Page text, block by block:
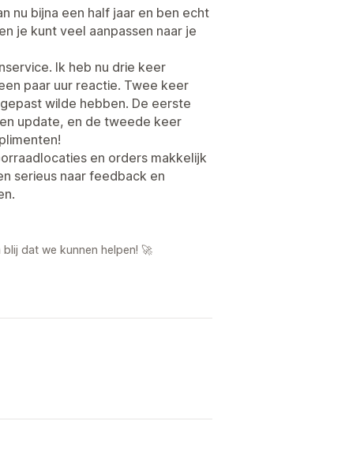
nu bijna een half jaar en ben echt
je kunt veel aanpassen naar je
Ik heb nu drie keer
paar uur reactie. Twee keer
wilde hebben. De eerste
update, en de tweede keer
en orders makkelijk
serieus naar feedback en
dat we kunnen helpen! 🚀